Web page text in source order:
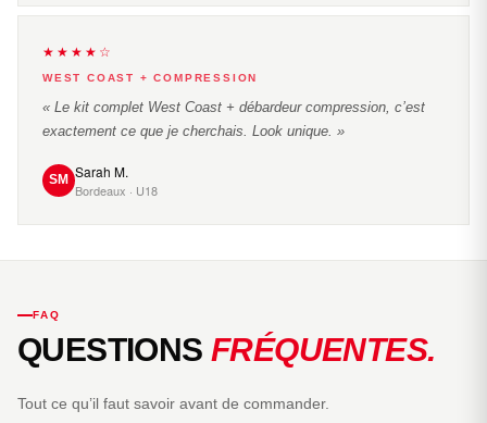
★★★★☆
WEST COAST + COMPRESSION
« Le kit complet West Coast + débardeur compression, c’est
exactement ce que je cherchais. Look unique. »
SM Sarah M.
Bordeaux · U18
FAQ
QUESTIONS FRÉQUENTES.
Tout ce qu’il faut savoir avant de commander.